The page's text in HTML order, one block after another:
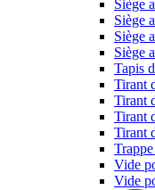
Siège
Siège
Siège
Siège
Tapis
Tirant
Tirant
Tirant
Tirant
Vide
Vide